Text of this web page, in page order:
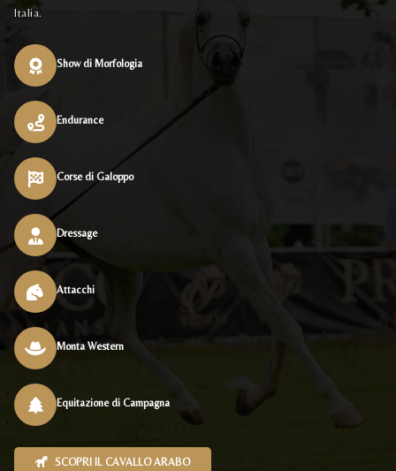
Italia.
Show di Morfologia
Endurance
Corse di Galoppo
Dressage
Attacchi
Monta Western
Equitazione di Campagna
SCOPRI IL CAVALLO ARABO